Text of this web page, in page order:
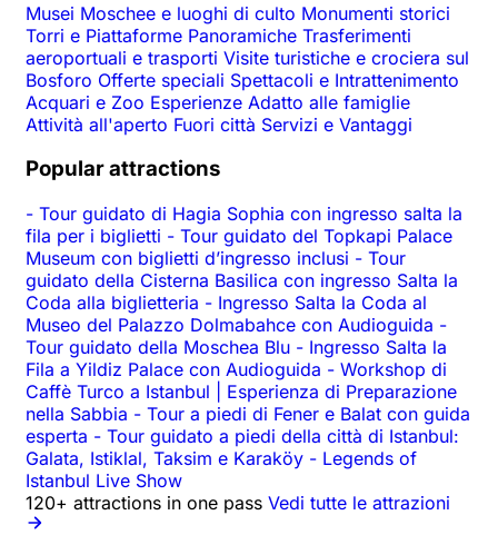
Musei Moschee e luoghi di culto Monumenti storici
Torri e Piattaforme Panoramiche Trasferimenti
aeroportuali e trasporti Visite turistiche e crociera sul
Bosforo Offerte speciali Spettacoli e Intrattenimento
Acquari e Zoo Esperienze Adatto alle famiglie
Attività all'aperto Fuori città Servizi e Vantaggi
Popular attractions
- Tour guidato di Hagia Sophia con ingresso salta la
fila per i biglietti - Tour guidato del Topkapi Palace
Museum con biglietti d’ingresso inclusi - Tour
guidato della Cisterna Basilica con ingresso Salta la
Coda alla biglietteria - Ingresso Salta la Coda al
Museo del Palazzo Dolmabahce con Audioguida -
Tour guidato della Moschea Blu - Ingresso Salta la
Fila a Yildiz Palace con Audioguida - Workshop di
Caffè Turco a Istanbul | Esperienza di Preparazione
nella Sabbia - Tour a piedi di Fener e Balat con guida
esperta - Tour guidato a piedi della città di Istanbul:
Galata, Istiklal, Taksim e Karaköy - Legends of
Istanbul Live Show
120+ attractions in one pass Vedi tutte le attrazioni